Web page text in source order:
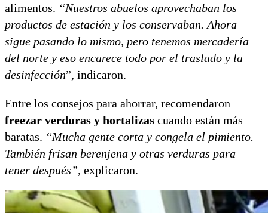
alimentos. “Nuestros abuelos aprovechaban los
productos de estación y los conservaban. Ahora
sigue pasando lo mismo, pero tenemos mercadería
del norte y eso encarece todo por el traslado y la
desinfección”, indicaron.
Entre los consejos para ahorrar, recomendaron
freezar verduras y hortalizas cuando están más
baratas. “Mucha gente corta y congela el pimiento.
También frisan berenjena y otras verduras para
tener después”, explicaron.